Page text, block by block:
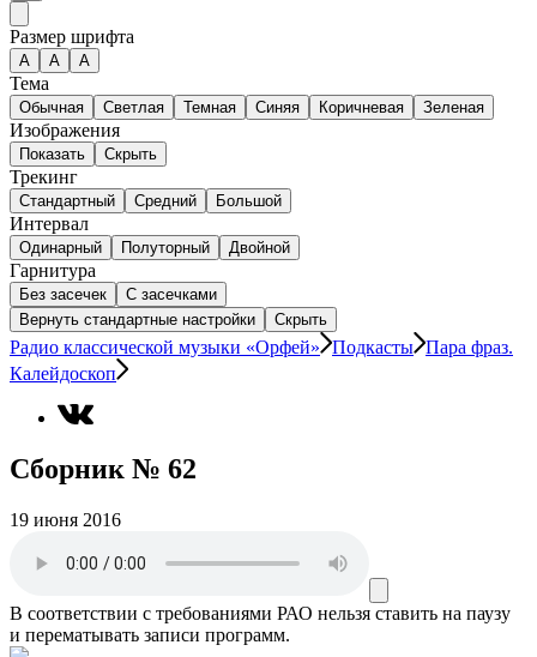
Размер шрифта
А A A
Тема
Обычная Светлая Темная Синяя Коричневая Зеленая
Изображения
Показать Скрыть
Трекинг
Стандартный Средний Большой
Интервал
Одинарный Полуторный Двойной
Гарнитура
Без засечек
С засечками
Вернуть стандартные настройки
Скрыть
Радио классической музыки «Орфей» Подкасты Пара фраз.
Калейдоскоп
Сборник № 62
19 июня 2016
В соответствии с требованиями РАО нельзя ставить на паузу
и перематывать записи программ.